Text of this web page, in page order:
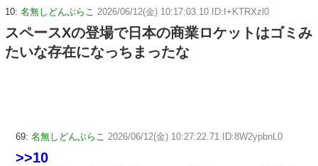
10: 名無しどんぶらこ 2026/06/12(金) 10:17:03.10 ID:I+KTRXzl0
スペースXの登場で日本の商業ロケットはゴミみ
たいな存在になっちまったな
69: 名無しどんぶらこ 2026/06/12(金) 10:27:22.71 ID:8W2ypbnL0
>>10